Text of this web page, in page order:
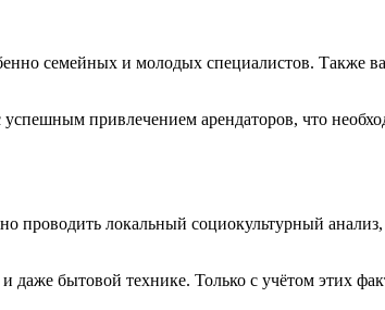
семейных и молодых специалистов. Также
привлечением арендаторов, что
проводить локальный социокультурный
бытовой технике. Только с учётом этих